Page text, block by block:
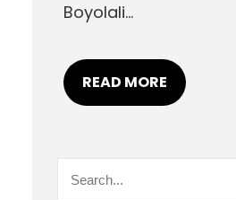
Boyolali…
READ MORE